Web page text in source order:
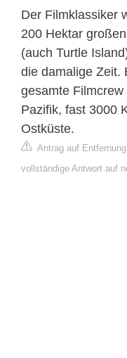
Der Filmklassiker
200 Hektar
(auch Turtle
die damalige Zeit.
gesamte
Pazifik, fast 3000
Ostküste.
Antrag auf
vollständige Antwort auf